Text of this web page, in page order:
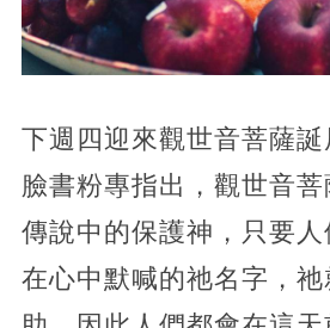
下週四迎來觀世音菩薩
臉書粉專指出，觀世音
傳說中的保護神，只要人
在心中默喊的祂名字，